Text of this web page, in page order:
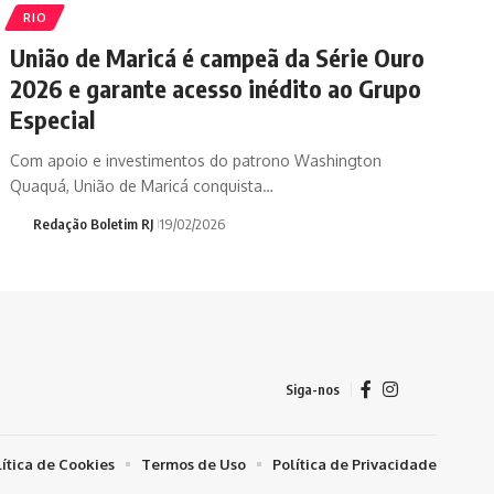
RIO
União de Maricá é campeã da Série Ouro
2026 e garante acesso inédito ao Grupo
Especial
Com apoio e investimentos do patrono Washington
Quaquá, União de Maricá conquista…
Redação Boletim RJ 19/02/2026
Siga-nos
de Cookies Termos de Uso Política de Privacidade